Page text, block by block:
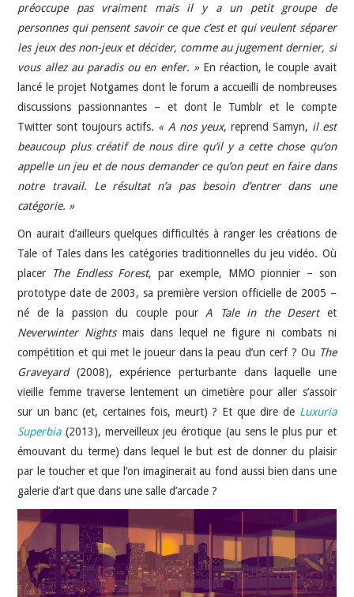
préoccupe pas vraiment mais il y a un petit groupe de
personnes qui pensent savoir ce que c’est et qui veulent séparer
les jeux des non-jeux et décider, comme au jugement dernier, si
vous allez au paradis ou en enfer. »En réaction, le couple avait
lancé le projet Notgames dont le forum a accueilli de nombreuses
discussions passionnantes – et dont le Tumblr et le compte
Twitter sont toujours actifs. « A nos yeux, reprend Samyn, il est
beaucoup plus créatif de nous dire qu’il y a cette chose qu’on
appelle un jeu et de nous demander ce qu’on peut en faire dans
notre travail. Le résultat n’a pas besoin d’entrer dans une
catégorie. »
On aurait d’ailleurs quelques difficultés à ranger les créations de
Tale of Tales dans les catégories traditionnelles du jeu vidéo. Où
placer
The Endless Forest, par exemple, MMO pionnier – son
prototype date de 2003, sa première version officielle de 2005 –
né de la passion du couple pourA Tale in the Desertet
Neverwinter Nightsmais dans lequel ne figure ni combats ni
compétition et qui met le joueur dans la peau d’un cerf ? Ou The
Graveyard(2008), expérience perturbante dans laquelle une
vieille femme traverse lentement un cimetière pour aller s’assoir
sur un banc (et, certaines fois, meurt) ? Et que dire de Luxuria
Superbia(2013), merveilleux jeu érotique (au sens le plus pur et
émouvant du terme) dans lequel le but est de donner du plaisir
par le toucher et que l’on imaginerait au fond aussi bien dans une
galerie d’art que dans une salle d’arcade ?